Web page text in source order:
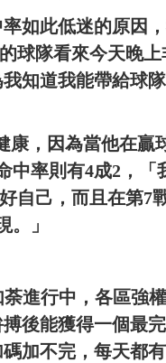
率如此低迷的原因
球隊看來今天晚
知道我能帶給球
，因為當他在贏
率則有4成2，「
自己，而且在第7
。」
進行中，各區強
後能獲得一個最
加不完，每天都